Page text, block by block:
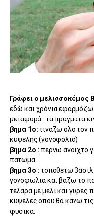
Γράφει ο μελισσοκόμος
εδώ και χρόνια
μεταφορά . τα πράγματα
βημα 1ο: τινάζω ολο τον
κυψελης (γονοφολια)
βημα 2ο : περνω ανοιχτο
πατωμα
βημα 3ο : τοποθετω
γονοφωλια και βαζω το
τελαρα με μελι και γυρες
κυψελες οπου θα κανω
φυσικα.